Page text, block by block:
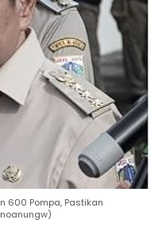
600 Pompa, Pastikan